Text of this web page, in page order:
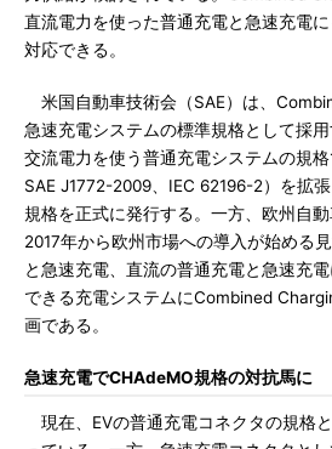
直流電力を使った普通充電と急速充電
対応できる。
米国自動車技術会（SAE）は、
急速充電システムの標準規格として採
交流電力を使う普通充電システムの規格
SAE J1772-2009、IEC 62196-2）を拡
規格を正式に発行する。一方、欧州自動
2017年から欧州市場への導入が始める
と急速充電、直流の普通充電と急速充
できる充電システムにCombined
画である。
急速充電でCHAdeMO規格の対抗馬に
現在、EVの普通充電コネクタの規格